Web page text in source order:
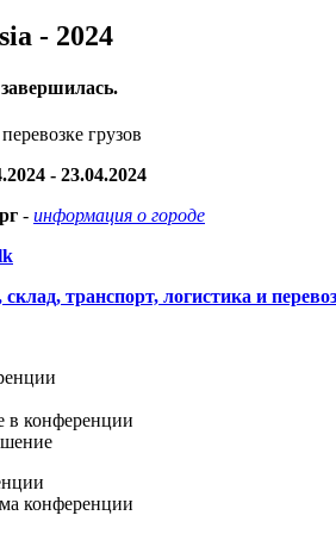
- 2024
грузов
- 23.04.2024
- информация о городе
транспорт, логистика и
в конференции
конференции